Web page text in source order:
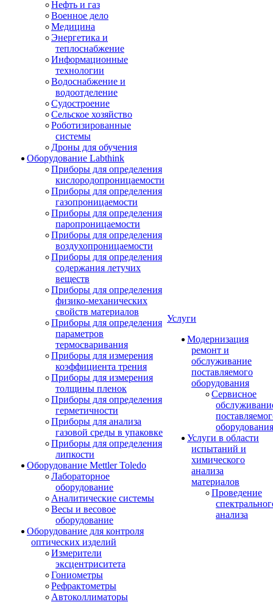
Нефть и газ
Военное дело
Медицина
Энергетика и
теплоснабжение
Информационные
технологии
Водоснабжение и
водоотделение
Судостроение
Сельское хозяйство
Роботизированные
системы
Дроны для обучения
Оборудование Labthink
Приборы для определения
кислородопроницаемости
Приборы для определения
газопроницаемости
Приборы для определения
паропроницаемости
Приборы для определения
воздухопроницаемости
Приборы для определения
содержания летучих
веществ
Приборы для определения
физико-механических
свойств материалов
Приборы для определения
параметров
термосваривания
Приборы для измерения
коэффициента трения
Приборы для измерения
толщины пленок
Приборы для определения
герметичности
Приборы для анализа
газовой среды в упаковке
Приборы для определения
липкости
Оборудование Mettler Toledo
Лабораторное
оборудование
Аналитические системы
Весы и весовое
оборудование
Оборудование для контроля
оптических изделий
Измерители
эксцентриситета
Гониометры
Рефрактометры
Автоколлиматоры
Услуги
Модернизация
ремонт и
обслуживание
поставляемого
оборудования
Сервисное
оборудования
Услуги в области
испытаний и
химического
анализа
материалов
Проведение
анализа